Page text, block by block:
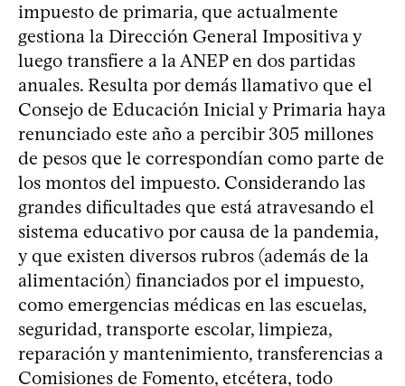
impuesto de primaria, que actualmente
gestiona la Dirección General Impositiva y
luego transfiere a la ANEP en dos partidas
anuales. Resulta por demás llamativo que el
Consejo de Educación Inicial y Primaria haya
renunciado este año a percibir 305 millones
de pesos que le correspondían como parte de
los montos del impuesto. Considerando las
grandes dificultades que está atravesando el
sistema educativo por causa de la pandemia,
y que existen diversos rubros (además de la
alimentación) financiados por el impuesto,
como emergencias médicas en las escuelas,
seguridad, transporte escolar, limpieza,
reparación y mantenimiento, transferencias a
Comisiones de Fomento, etcétera, todo